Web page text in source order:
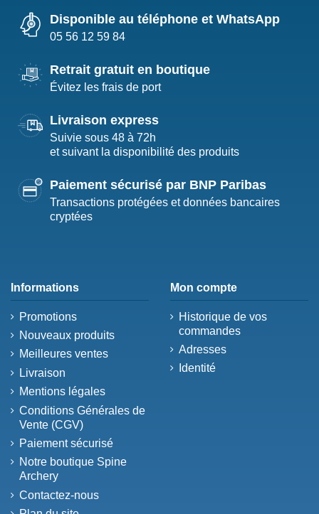
Disponible au téléphone et WhatsApp
05 56 12 59 84
Retrait gratuit en boutique
Évitez les frais de port
Livraison express
Suivie sous 48 à 72h
et suivant la disponibilité des produits
Paiement sécurisé par BNP Paribas
Transactions protégées et données bancaires
cryptées
Informations
Promotions
Nouveaux produits
Meilleures ventes
Livraison
Mentions légales
Conditions Générales de
Vente (CGV)
Paiement sécurisé
Notre boutique Spine
Archery
Contactez-nous
Mon compte
Historique de vos
commandes
Adresses
Identité